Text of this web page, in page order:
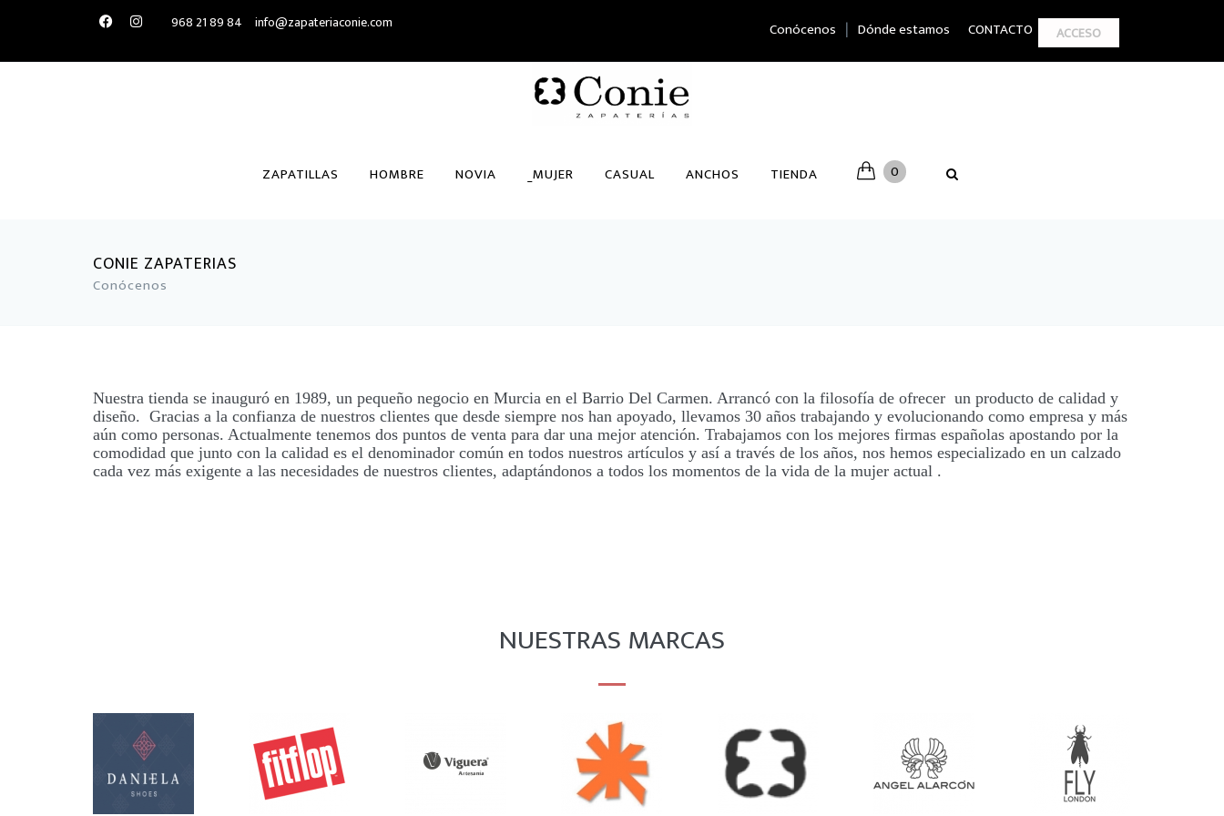
968 21 89 84 info@zapateriaconie.com Conócenos | Dónde estamos CONTACTO ACCESO
ZAPATILLAS HOMBRE NOVIA _MUJER CASUAL ANCHOS TIENDA 0
CONIE ZAPATERIAS
Conócenos
Nuestra tienda se inauguró en 1989, un pequeño negocio en Murcia en el Barrio Del Carmen. Arrancó con la filosofía de ofrecer un producto de calidad y
diseño. Gracias a la confianza de nuestros clientes que desde siempre nos han apoyado, llevamos 30 años trabajando y evolucionando como empresa y más
aún como personas. Actualmente tenemos dos puntos de venta para dar una mejor atención. Trabajamos con los mejores firmas españolas apostando por la
comodidad que junto con la calidad es el denominador común en todos nuestros artículos y así a través de los años, nos hemos especializado en un calzado
cada vez más exigente a las necesidades de nuestros clientes, adaptándonos a todos los momentos de la vida de la mujer actual .
NUESTRAS MARCAS